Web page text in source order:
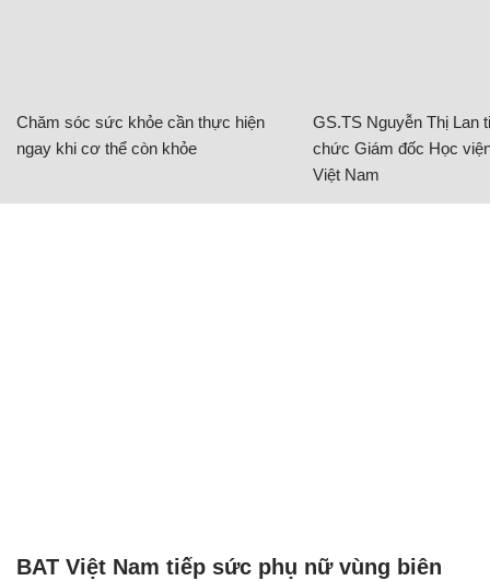
Chăm sóc sức khỏe cần thực hiện
ngay khi cơ thể còn khỏe
GS.TS Nguyễn Thị Lan
chức Giám đốc Học
Việt Nam
BAT Việt Nam tiếp sức phụ nữ vùng biên